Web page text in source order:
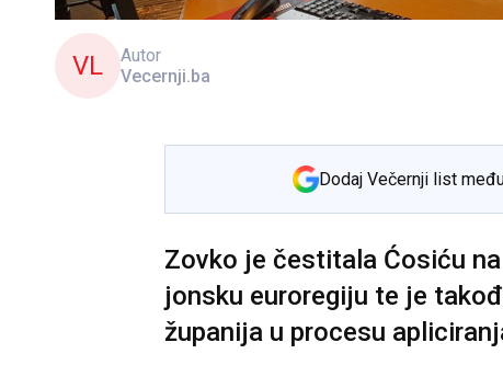
VL
Autor
Vecernji.ba
Dodaj Večernji list
Zovko je čestitala Ćosiću
jonsku euroregiju te je
županija u procesu